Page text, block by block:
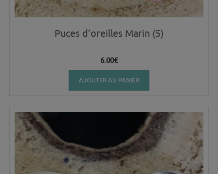
Puces d’oreilles Marin (5)
6.00€
AJOUTER AU PANIER